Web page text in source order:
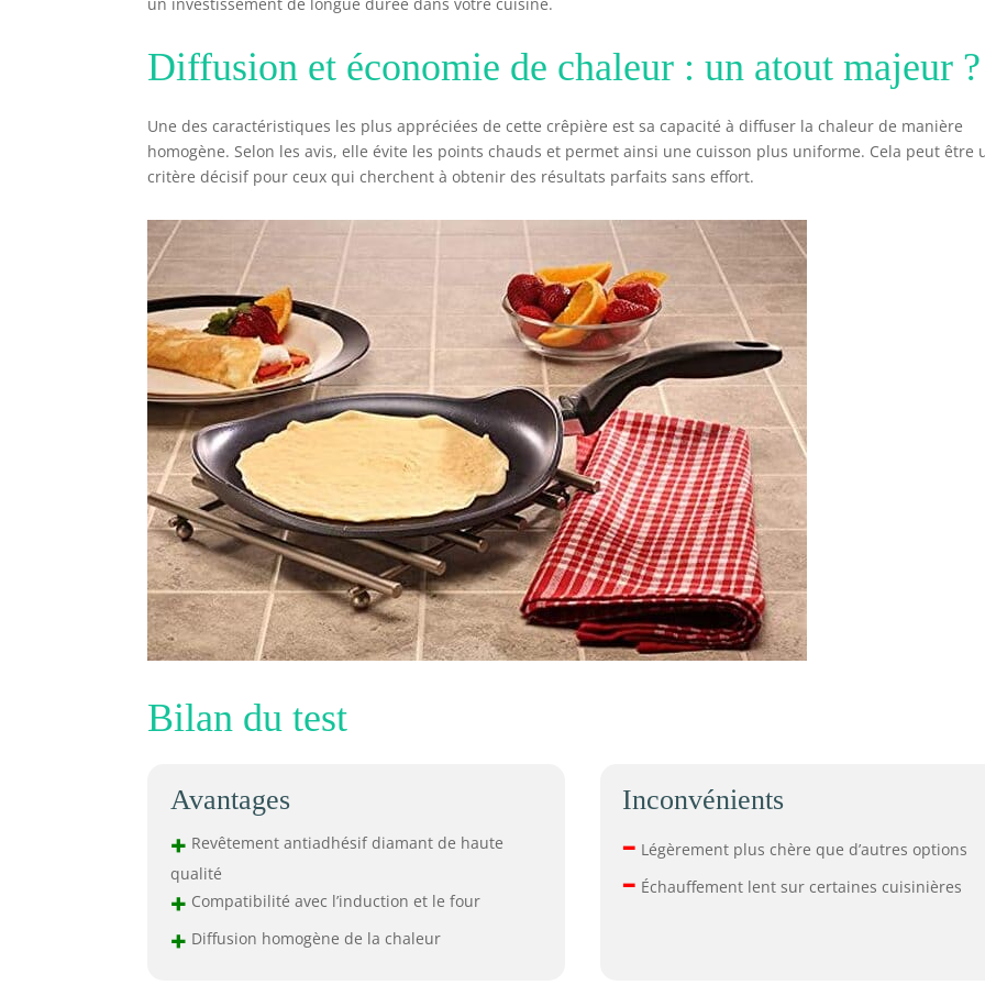
Diffusion et économie de chaleur : un atout majeur ?
Une des caractéristiques les plus appréciées de cette crêpière est sa capacité à diffuser la chaleur de manière
homogène. Selon les avis, elle évite les points chauds et permet ainsi une cuisson plus uniforme. Cela peut être
critère décisif pour ceux qui cherchent à obtenir des résultats parfaits sans effort.
Bilan du test
Avantages
+ Revêtement antiadhésif diamant de haute
qualité
+ Compatibilité avec l’induction et le four
+ Diffusion homogène de la chaleur
Inconvénients
– Légèrement plus chère que d’autres options
– Échauffement lent sur certaines cuisinières